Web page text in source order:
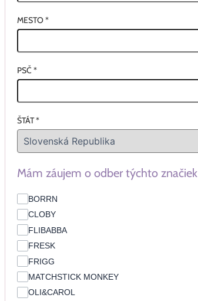
MESTO*
PSČ *
ŠTÁT*
Mám záujem o odber týchto značiek
BORRN
CLOBY
FLIBABBA
FRESK
FRIGG
MATCHSTICK MONKEY
OLI&CAROL